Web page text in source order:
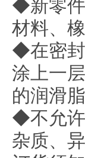
◆新零件
材料、
◆在密封
涂上一
的润滑
◆不允许
杂质、